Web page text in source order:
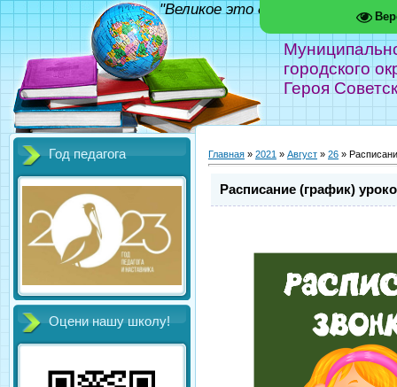
городского
Героя
"Великое это дело - школа!"
Год педагога
Оцени нашу школу!
Главная » 2021 » Август » 26 »
Расписание (график)